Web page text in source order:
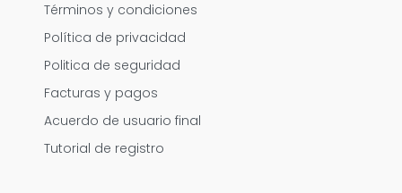
Términos y condiciones
Política de privacidad
Politica de seguridad
Facturas y pagos
Acuerdo de usuario final
Tutorial de registro